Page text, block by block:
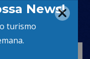
e receba
e-mail